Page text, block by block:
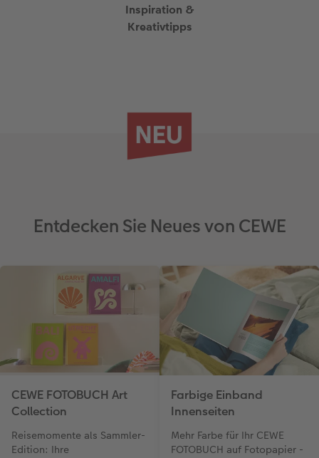
Inspiration &
Kreativtipps
Entdecken Sie Neues von CEWE
CEWE FOTOBUCH Art
Collection
Reisemomente als Sammler-
Edition: Ihre
Farbige Einband
Innenseiten
Mehr Farbe für Ihr CEWE
FOTOBUCH auf Fotopapier -